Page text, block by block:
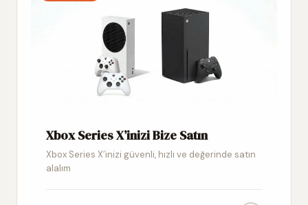
Xbox Series X’inizi Bize Satın
Xbox Series X’inizi güvenli, hızlı ve değerinde satın
alalım